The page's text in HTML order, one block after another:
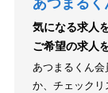
あつまる
気になる求人
ご希望の求人
あつまるくん
か、チェックリ